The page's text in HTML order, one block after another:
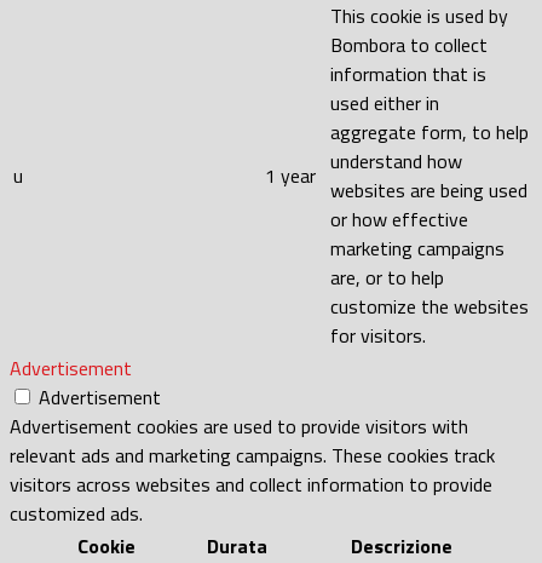
u 1 year
This cookie is used by
Bombora to collect
information that is
used either in
aggregate form, to help
understand how
websites are being used
or how effective
marketing campaigns
are, or to help
customize the websites
for visitors.
Advertisement
Advertisement
Advertisement cookies are used to provide visitors with
relevant ads and marketing campaigns. These cookies track
visitors across websites and collect information to provide
customized ads.
Cookie
Durata Descrizione